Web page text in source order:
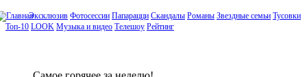
Эксклюзив Фотосессии Папарацци Скандалы Романы Звездные семьи Тусовки
Топ-10 LOOK Музыка и видео Телешоу Рейтинг